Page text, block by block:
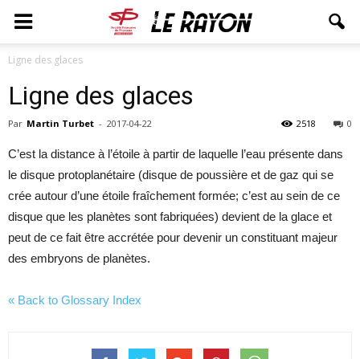
Ligne des glaces
Ligne des glaces
Par Martin Turbet - 2017-04-22 0
2518
C’est la distance à l’étoile à partir de laquelle l’eau présente dans
le disque protoplanétaire (disque de poussière et de gaz qui se
crée autour d’une étoile fraîchement formée; c’est au sein de ce
disque que les planètes sont fabriquées) devient de la glace et
peut de ce fait être accrétée pour devenir un constituant majeur
des embryons de planètes.
« Back to Glossary Index